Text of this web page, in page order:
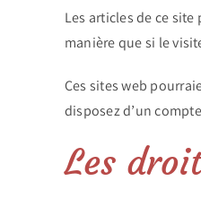
Les articles de ce
manière que si le
Ces sites web
disposez d’un
Les